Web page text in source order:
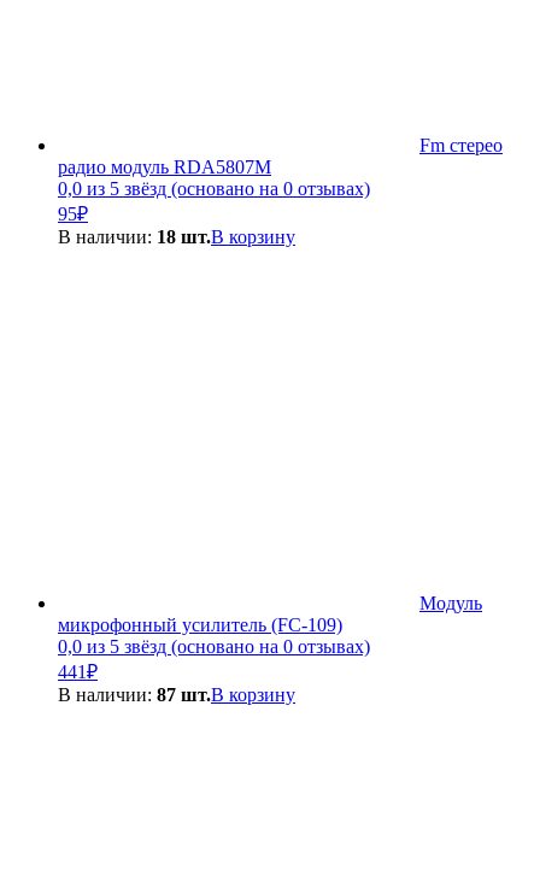
Fm стерео
радио модуль RDA5807M
0,0 из 5 звёзд (основано на 0 отзывах)
95₽
В наличии: 18 шт.В корзину
Модуль
микрофонный усилитель (FC-109)
0,0 из 5 звёзд (основано на 0 отзывах)
441₽
В наличии: 87 шт.В корзину